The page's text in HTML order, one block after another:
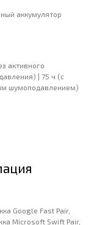
аккумулятор
активного
| 75 ч (с
шумоподавлением)
Google Fast Pair,
Microsoft Swift Pair,